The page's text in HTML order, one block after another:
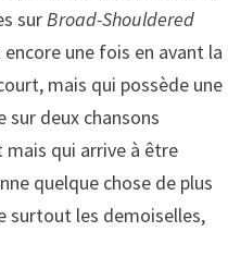
surBroad-Shouldered
une fois en avant la
mais qui possède une
deux chansons
qui arrive à être
quelque chose de plus
surtout les demoiselles,